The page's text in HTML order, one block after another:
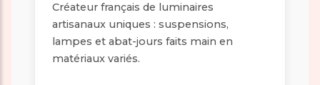
Créateur français de luminaires
artisanaux uniques : suspensions,
lampes et abat-jours faits main en
matériaux variés.